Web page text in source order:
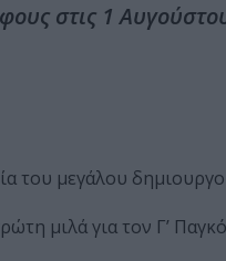
στις 1
του μεγάλου
μιλά για τον Γ’